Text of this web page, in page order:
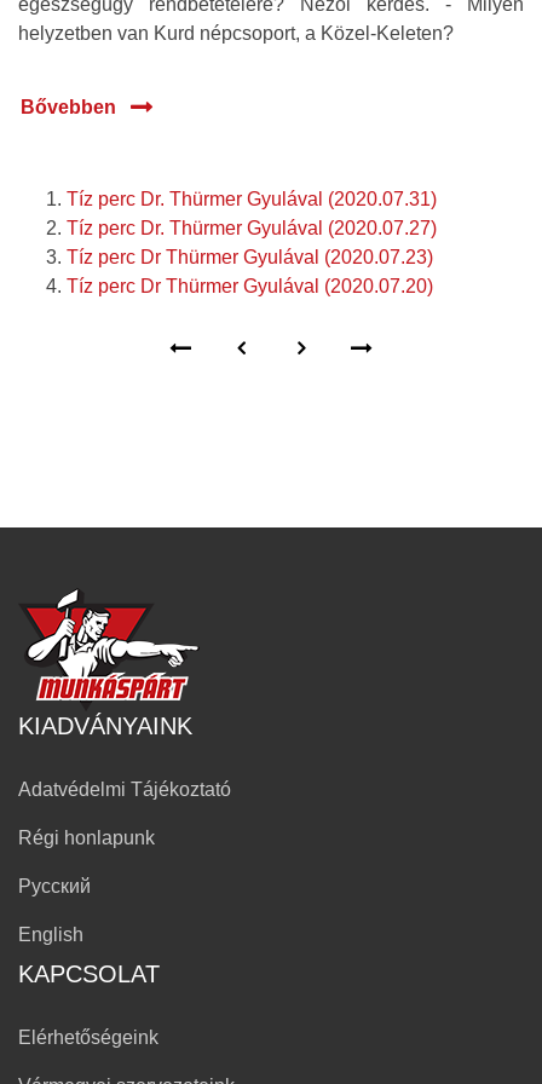
egészségügy rendbetételére? Nézői kérdés. - Milyen
helyzetben van Kurd népcsoport, a Közel-Keleten?
Bővebben
Tíz perc Dr. Thürmer Gyulával (2020.07.31)
Tíz perc Dr. Thürmer Gyulával (2020.07.27)
Tíz perc Dr Thürmer Gyulával (2020.07.23)
Tíz perc Dr Thürmer Gyulával (2020.07.20)
KIADVÁNYAINK
Adatvédelmi Tájékoztató
Régi honlapunk
Русский
English
KAPCSOLAT
Elérhetőségeink